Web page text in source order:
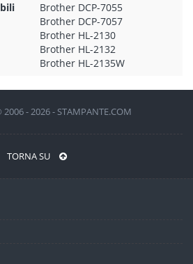
Brother DCP-7055
Brother DCP-7057
Brother HL-2130
Brother HL-2132
Brother HL-2135W
2006 - 2026 - STAMPANTE.COM
TORNA SU